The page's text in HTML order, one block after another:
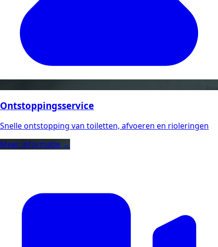
Ontstoppingsservice
Snelle ontstopping van toiletten, afvoeren en rioleringen
Meer informatie →